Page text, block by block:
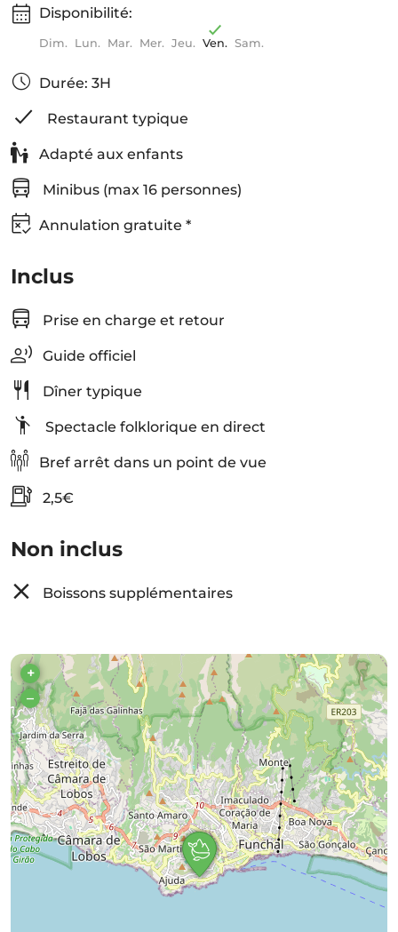
Disponibilité:
Dim. Lun. Mar. Mer. Jeu. Ven. Sam.
Durée: 3H
Restaurant typique
Adapté aux enfants
Minibus (max 16 personnes)
Annulation gratuite *
Inclus
Prise en charge et retour
Guide officiel
Dîner typique
Spectacle folklorique en direct
Bref arrêt dans un point de vue
2,5€
Non inclus
Boissons supplémentaires
+
–